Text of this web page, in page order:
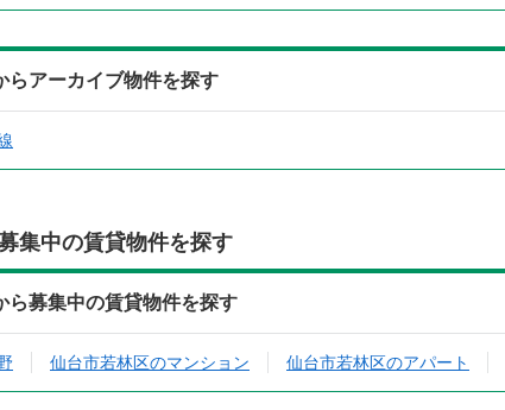
らアーカイブ物件を探す
集中の賃貸物件を探す
ら募集中の賃貸物件を探す
仙台市若林区のマンション 仙台市若林区のアパート